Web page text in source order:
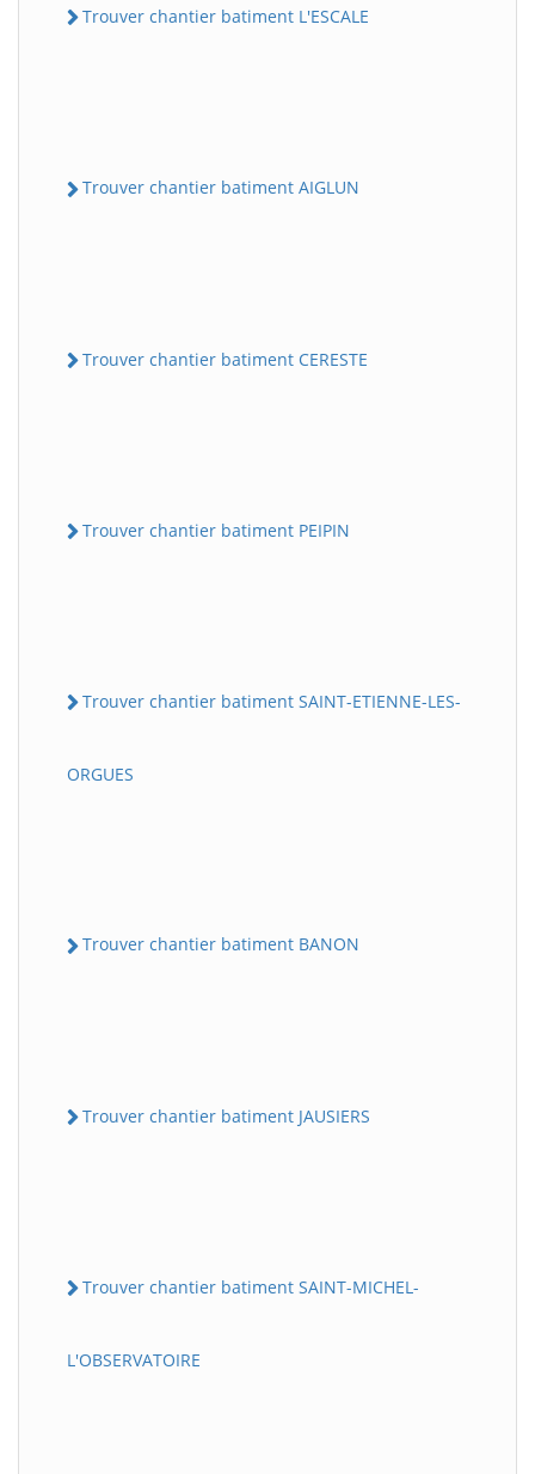
Trouver chantier batiment L'ESCALE
Trouver chantier batiment AIGLUN
Trouver chantier batiment CERESTE
Trouver chantier batiment PEIPIN
Trouver chantier batiment SAINT-ETIENNE-LES-
ORGUES
Trouver chantier batiment BANON
Trouver chantier batiment JAUSIERS
Trouver chantier batiment SAINT-MICHEL-
L'OBSERVATOIRE